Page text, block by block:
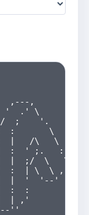
..
,---,
'  .' \
;    '.     .
:       \   .
|   /\   \  ;
:  ' ;.   : |
|  ;/  \   \.
:  | \  \ ,''
|  '  '--'   \
:  :
| ,'
`--''